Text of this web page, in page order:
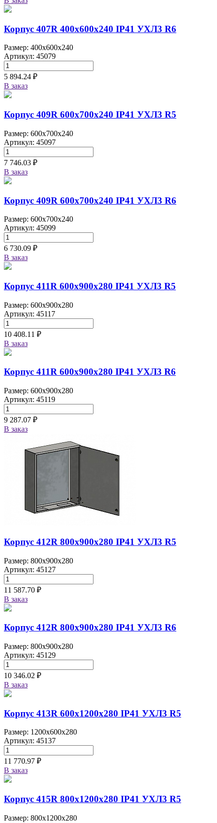
Корпус 407R 400х600х240 IP41 УХЛ3 R6
Размер: 400x600x240
Артикул: 45079
5 894.24 ₽
В заказ
Корпус 409R 600х700х240 IP41 УХЛ3 R5
Размер: 600x700x240
Артикул: 45097
7 746.03 ₽
В заказ
Корпус 409R 600х700х240 IP41 УХЛ3 R6
Размер: 600x700x240
Артикул: 45099
6 730.09 ₽
В заказ
Корпус 411R 600х900х280 IP41 УХЛ3 R5
Размер: 600x900x280
Артикул: 45117
10 408.11 ₽
В заказ
Корпус 411R 600х900х280 IP41 УХЛ3 R6
Размер: 600x900x280
Артикул: 45119
9 287.07 ₽
В заказ
Корпус 412R 800х900х280 IP41 УХЛ3 R5
Размер: 800x900x280
Артикул: 45127
11 587.70 ₽
В заказ
Корпус 412R 800х900х280 IP41 УХЛ3 R6
Размер: 800x900x280
Артикул: 45129
10 346.02 ₽
В заказ
Корпус 413R 600х1200х280 IP41 УХЛ3 R5
Размер: 1200x600x280
Артикул: 45137
11 770.97 ₽
В заказ
Корпус 415R 800х1200х280 IP41 УХЛ3 R5
Размер: 800x1200x280